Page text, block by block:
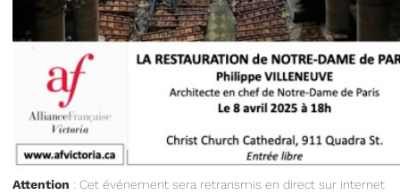
Attention : Cet événement sera retransmis en direct sur internet